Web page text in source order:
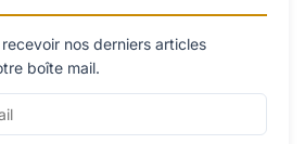
nos derniers articles
boîte mail.